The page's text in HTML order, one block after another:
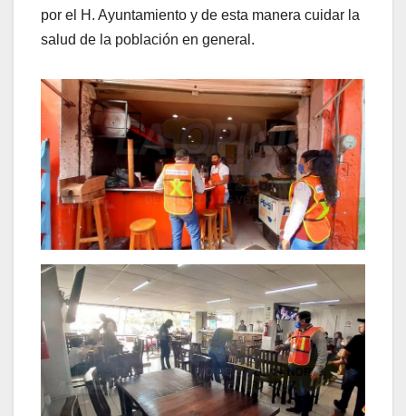
por el H. Ayuntamiento y de esta manera cuidar la
salud de la población en general.